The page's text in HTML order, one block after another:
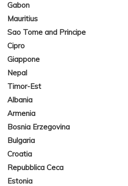
Gabon
Mauritius
Sao Tome and Principe
Cipro
Giappone
Nepal
Timor-Est
Albania
Armenia
Bosnia Erzegovina
Bulgaria
Croatia
Repubblica Ceca
Estonia